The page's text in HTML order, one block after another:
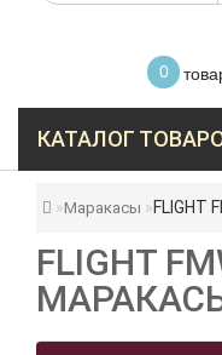
0
КАТАЛОГ
Маракасы FLIGHT
FLIGHT